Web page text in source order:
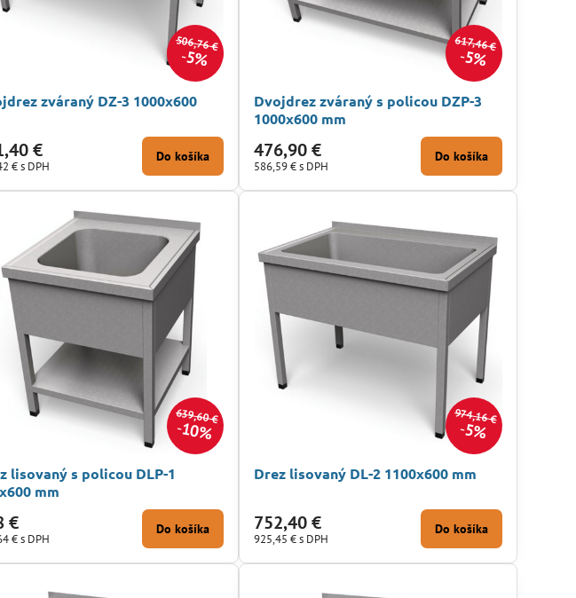
506,76 €
5%
zváraný DZ-3 1000x600
€
€s DPH
Do košíka
617,46 €
5%
Dvojdrez zváraný s policou DZP-3
1000x600 mm
476,90 €
586,59 €s DPH
Do košíka
639,60 €
10%
lisovaný s policou DLP-1
mm
€
€s DPH
Do košíka
974,16 €
5%
Drez lisovaný DL-2 1100x600 mm
752,40 €
925,45 €s DPH
Do košíka